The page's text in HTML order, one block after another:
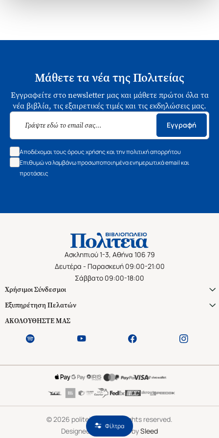
Φίλτρα
Μάθετε τα νέα της Πολιτείας
Εγγραφείτε στο newsletter μας και μάθετε πρώτοι όλα τα
νέα βιβλία, τις εξαιρετικές τιμές και τις εκδηλώσεις μας.
Εγγραφή
Αποδέχομαι τους όρους χρήσης και την πολιτική απορρήτου
Επιθυμώ να λαμβάνω προσωποποιημένα ενημερωτικά email και
προτάσεις
Ασκληπιού 1-3, Αθήνα 106 79
Δευτέρα - Παρασκευή 09:00-21:00
Σάββατο 09:00-18:00
Χρήσιμοι Σύνδεσμοι
Εξυπηρέτηση Πελατών
ΑΚΟΛΟΥΘΗΣΤΕ ΜΑΣ
© 2026 politeianet.gr All rights reserved.
Designed & Developed bySleed